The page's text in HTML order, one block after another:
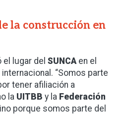
la construcción en
lugar del SUNCA en el
“Somos parte
tener afiliación a
la UITBB y la Federación
porque somos parte del